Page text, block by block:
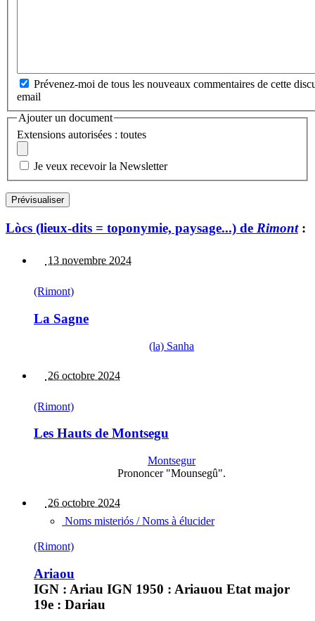
Prévenez-moi de tous les nouveaux commentaires de cette
email
Ajouter un document
Extensions autorisées : toutes
Je veux recevoir la Newsletter
Lòcs (lieux-dits = toponymie, paysage...) de Rimont:
13 novembre 2024
(Rimont)
La Sagne
(la) Sanha
26 octobre 2024
(Rimont)
Les Hauts de Montsegu
Montsegur
Prononcer "Mounsegû".
26 octobre 2024
Noms misteriós / Noms à élucider
(Rimont)
Ariaou
IGN : Ariau IGN 1950 : Ariauou Etat major
19e : Dariau